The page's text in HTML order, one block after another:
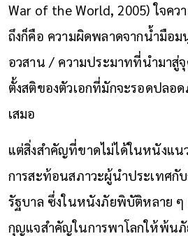
War of the World, 2005) ใจค
ถึงก็คือ ความผิดพลาดจากน้ำมือ
อวสาน / ความประมาทที่นำมาสู่
ตั้งสติของตัวเอกที่มักจะรอดปลอ
เสมอ
แต่สิ่งสำคัญที่ขาดไม่ได้ในหนังแน
การสะท้อนสภาวะผู้นำประเทศกั
รัฐบาล ซึ่งในหนังภัยพิบัติหลาย ๆ
กุญแจสำคัญในการพาโลกให้พ้นภั